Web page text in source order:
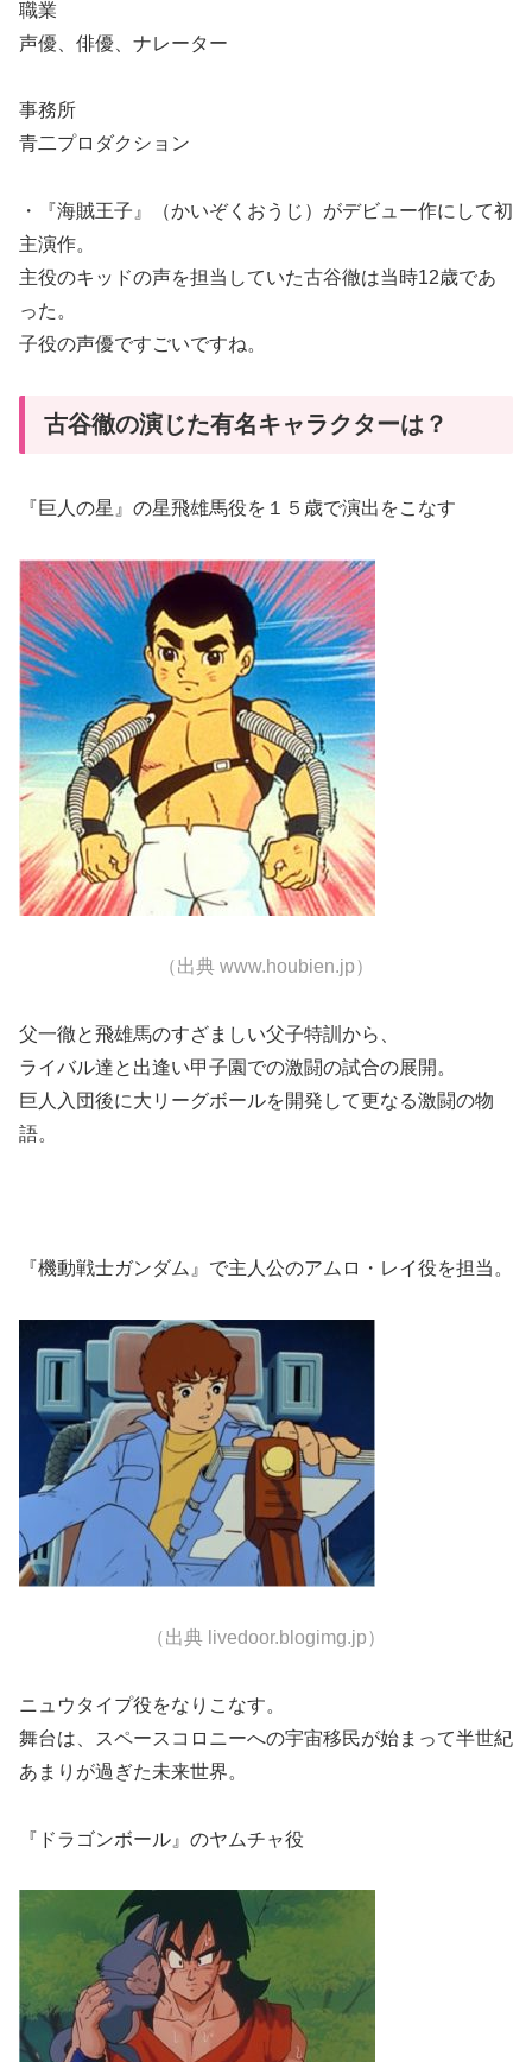
職業
声優、俳優、ナレーター
事務所
青二プロダクション
・『海賊王子』（かいぞくおうじ）がデビュー作にして初
主演作。
主役のキッドの声を担当していた古谷徹は当時12歳であ
った。
子役の声優ですごいですね。
古谷徹の演じた有名キャラクターは？
『巨人の星』の星飛雄馬役を１５歳で演出をこなす
（出典 www.houbien.jp）
父一徹と飛雄馬のすざましい父子特訓から、
ライバル達と出逢い甲子園での激闘の試合の展開。
巨人入団後に大リーグボールを開発して更なる激闘の物
語。
『機動戦士ガンダム』で主人公のアムロ・レイ役を担当。
（出典 livedoor.blogimg.jp）
ニュウタイプ役をなりこなす。
舞台は、スペースコロニーへの宇宙移民が始まって半世紀
あまりが過ぎた未来世界。
『ドラゴンボール』のヤムチャ役